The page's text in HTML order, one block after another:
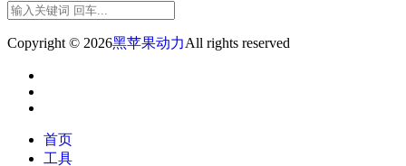
Copyright © 2026黑苹果动力All rights reserved
首页
工具